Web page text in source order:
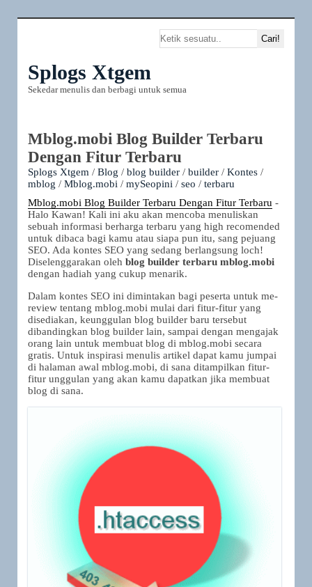
Splogs Xtgem
Sekedar menulis dan berbagi untuk semua
Mblog.mobi Blog Builder Terbaru
Dengan Fitur Terbaru
Splogs Xtgem / Blog / blog builder / builder / Kontes /
mblog / Mblog.mobi / mySeopini / seo / terbaru
Mblog.mobi Blog Builder Terbaru Dengan Fitur Terbaru -
Halo Kawan! Kali ini aku akan mencoba menuliskan
sebuah informasi berharga terbaru yang high recomended
untuk dibaca bagi kamu atau siapa pun itu, sang pejuang
SEO. Ada kontes SEO yang sedang berlangsung loch!
Diselenggarakan oleh blog builder terbaru mblog.mobi
dengan hadiah yang cukup menarik.
Dalam kontes SEO ini dimintakan bagi peserta untuk me-
review tentang mblog.mobi mulai dari fitur-fitur yang
disediakan, keunggulan blog builder baru tersebut
dibandingkan blog builder lain, sampai dengan mengajak
orang lain untuk membuat blog di mblog.mobi secara
gratis. Untuk inspirasi menulis artikel dapat kamu jumpai
di halaman awal mblog.mobi, di sana ditampilkan fitur-
fitur unggulan yang akan kamu dapatkan jika membuat
blog di sana.